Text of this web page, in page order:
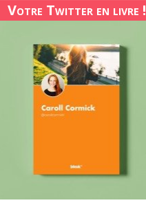
Votre Twitter en livre !